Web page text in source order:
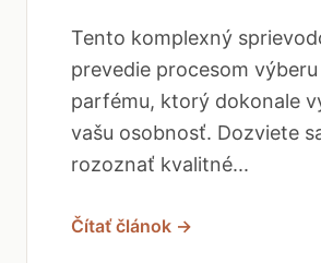
Tento komplexný
prevedie procesom
parfému, ktorý dokonale
vašu osobnosť. Dozviete
rozoznať kvalitné...
Čítať článok →